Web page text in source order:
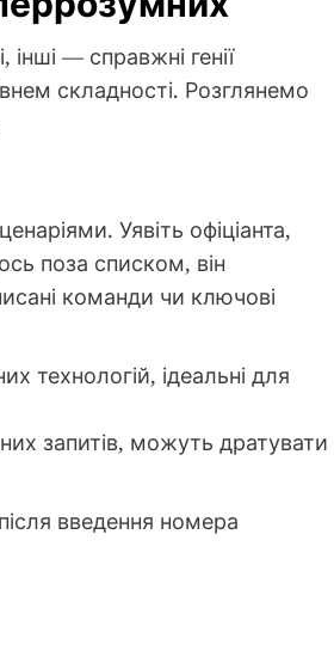
— справжні генії
складності. Розглянемо
Уявіть офіціанта,
поза списком, він
команди чи ключові
технологій, ідеальні для
запитів, можуть дратувати
введення номера